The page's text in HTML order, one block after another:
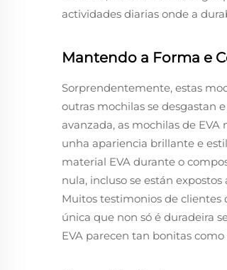
actividades diarias onde a
Mantendo a Forma e
Sorprendentemente, estas
outras mochilas se desgastan
avanzada, as mochilas de
unha apariencia brillante e
material EVA durante o
nula, incluso se están
Muitos testimonios de clientes
única que non só é duradeira
EVA parecen tan bonitas